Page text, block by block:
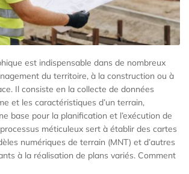
est indispensable dans de nombreux
du territoire, à la construction ou à
Il consiste en la collecte de données
et les caractéristiques d’un terrain,
base pour la planification et l’exécution de
méticuleux sert à établir des cartes
numériques de terrain (MNT) et d’autres
à la réalisation de plans variés. Comment